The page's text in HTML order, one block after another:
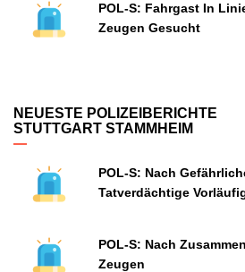
POL-S: Fahrgast In
Zeugen Gesucht
NEUESTE POLIZEIBERICHTE
STUTTGART STAMMHEIM
POL-S: Nach
Tatverdächtige
POL-S: Nach
Zeugen